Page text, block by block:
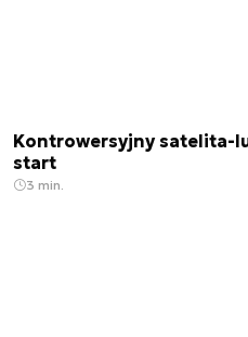
Kontrowersyjny satelita-
start
3 min.